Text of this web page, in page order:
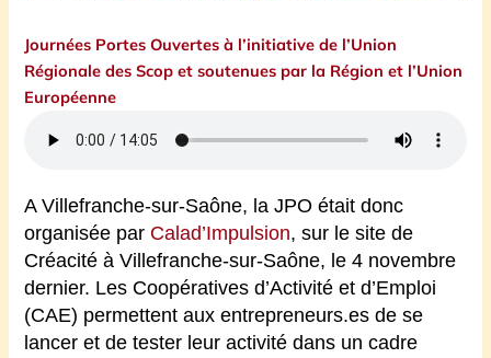
Journées Portes Ouvertes à l’initiative de l’Union
Régionale des Scop et soutenues par la Région et l’Union
Européenne
A Villefranche-sur-Saône, la JPO était donc
organisée par Calad’Impulsion, sur le site de
Créacité à Villefranche-sur-Saône, le 4 novembre
dernier. Les Coopératives d’Activité et d’Emploi
(CAE) permettent aux entrepreneurs.es de se
lancer et de tester leur activité dans un cadre